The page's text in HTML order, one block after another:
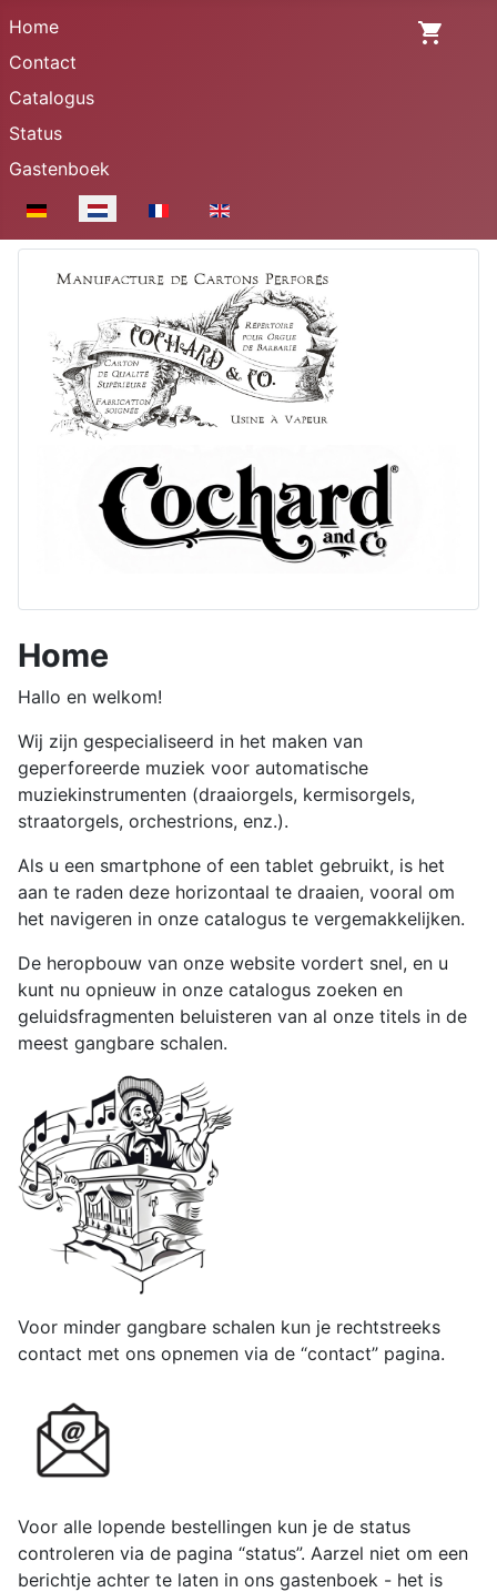
Home
Contact
Catalogus
Status
Gastenboek
Selecteer de taal
Home
Hallo en welkom!
Wij zijn gespecialiseerd in het maken van
geperforeerde muziek voor automatische
muziekinstrumenten (draaiorgels, kermisorgels,
straatorgels, orchestrions, enz.).
Als u een smartphone of een tablet gebruikt, is het
aan te raden deze horizontaal te draaien, vooral om
het navigeren in onze catalogus te vergemakkelijken.
De heropbouw van onze website vordert snel, en u
kunt nu opnieuw in onze catalogus zoeken en
geluidsfragmenten beluisteren van al onze titels in de
meest gangbare schalen.
Voor minder gangbare schalen kun je rechtstreeks
contact met ons opnemen via de “contact” pagina.
Voor alle lopende bestellingen kun je de status
controleren via de pagina “status”. Aarzel niet om een
berichtje achter te laten in ons gastenboek - het is